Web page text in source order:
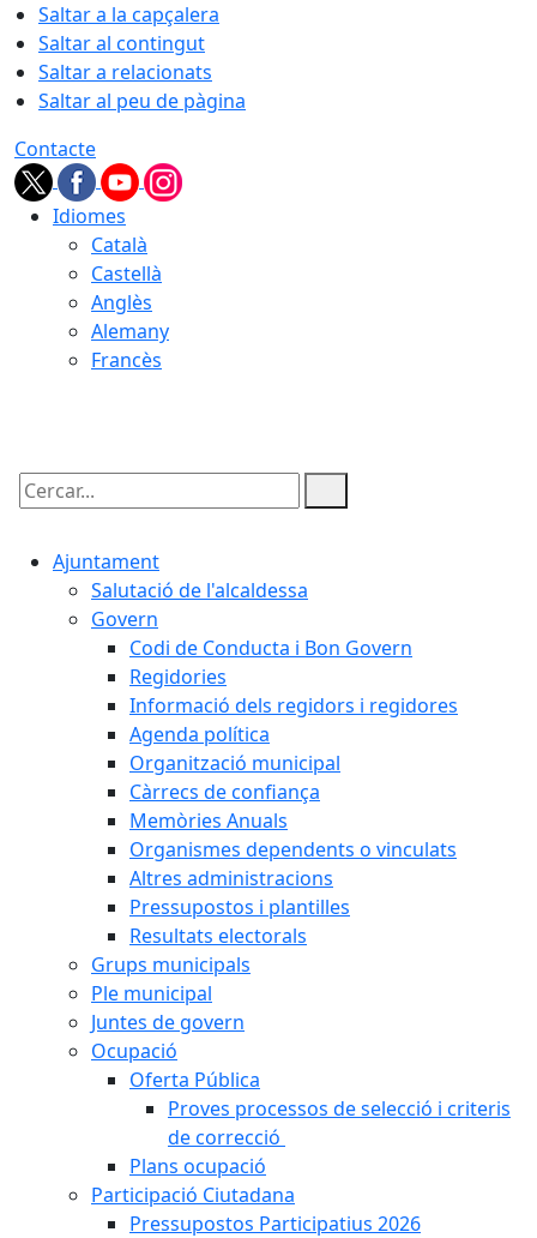
Saltar a la capçalera
Saltar al contingut
Saltar a relacionats
Saltar al peu de pàgina
Contacte
Idiomes
Català
Castellà
Anglès
Alemany
Francès
Cercar:
Ajuntament
Salutació de l'alcaldessa
Govern
Codi de Conducta i Bon Govern
Regidories
Informació dels regidors i regidores
Agenda política
Organització municipal
Càrrecs de confiança
Memòries Anuals
Organismes dependents o vinculats
Altres administracions
Pressupostos i plantilles
Resultats electorals
Grups municipals
Ple municipal
Juntes de govern
Ocupació
Oferta Pública
Proves processos de selecció i criteris
de correcció
Plans ocupació
Participació Ciutadana
Pressupostos Participatius 2026